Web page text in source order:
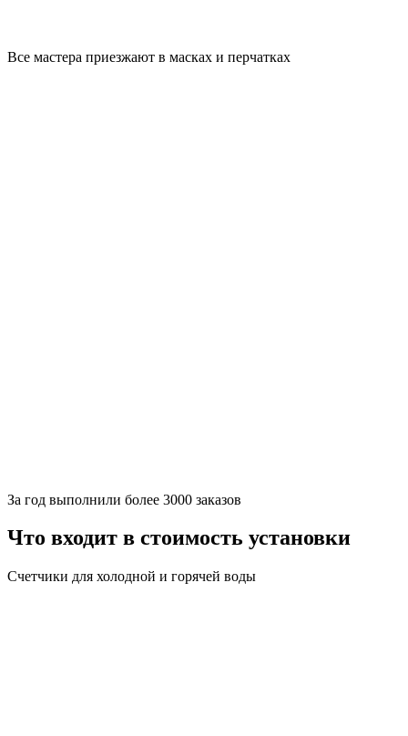
Все мастера приезжают в масках и перчатках
За год выполнили более 3000 заказов
Что входит в стоимость установки
Счетчики для холодной и горячей воды